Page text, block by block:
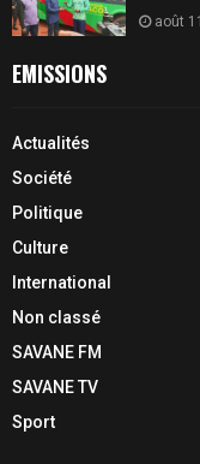
août
EMISSIONS
Actualités
Société
Politique
Culture
International
Non classé
SAVANE FM
SAVANE TV
Sport